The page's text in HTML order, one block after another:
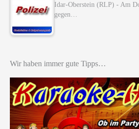
Idar-Oberstein (RLP) - Am
gegen…
Wir haben immer gute Tipps…